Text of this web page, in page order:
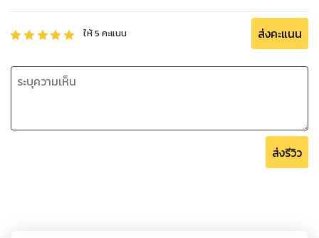
ให้5 คะแนน ส่งคะแนน
ส่งรีวิว